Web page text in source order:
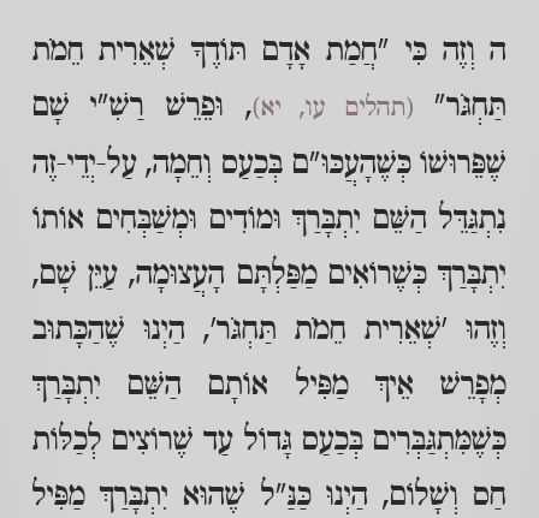
ה וְזֶה כִּי "חֲמַת אָדָם תּוֹדֶךָ שְׁאֵרִית חֵמֹת
תַּחְגֹּר"
(תהלים עו, יא), וּפֵרֵשׁ רַשִׁ"י שָׁם
שֶׁפֵּרוּשׁוֹ כְּשֶׁהָעֲכּוּ"ם בְּכַעַס וְחֵמָה, עַל-יְדֵי-זֶה
נִתְגַּדֵּל הַשֵּׁם יִתְבָּרַךְ וּמוֹדִים וּמְשַׁבְּחִים אוֹתוֹ
יִתְבָּרַךְ כְּשֶׁרוֹאִים מַפַּלְתָּם הָעֲצוּמָה, עַיֵּן שָׁם,
וְזֶהוּ 'שְׁאֵרִית חֵמֹת תַּחְגֹּר', הַיְנוּ שֶׁהַכָּתוּב
מְפָרֵשׁ אֵיךְ מַפִּיל אוֹתָם הַשֵּׁם יִתְבָּרַךְ
כְּשֶׁמִּתְגַּבְּרִים בְּכַעַס גָּדוֹל עַד שֶׁרוֹצִים לְכַלּוֹת
חַס וְשָׁלוֹם, הַיְנוּ כַּנַּ"ל שֶׁהוּא יִתְבָּרַךְ מַפִּיל